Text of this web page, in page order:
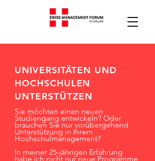
UNIVERSITÄTEN UND
HOCHSCHULEN
UNTERSTÜTZEN
Sie möchten einen neuen
Studiengang entwickeln? Oder
brauchen Sie nur vorübergehend
Unterstützung in Ihrem
Hochschulmanagement?
In meiner 25-jährigen Erfahrung
habe ich nicht nur neue Programme